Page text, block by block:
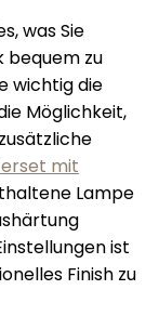
was Sie
bequem zu
wichtig die
Möglichkeit,
mit
Lampe
ist
Finish zu